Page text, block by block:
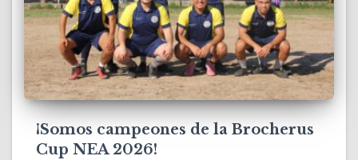
¡Somos campeones de la Brocherus
Cup NEA 2026!